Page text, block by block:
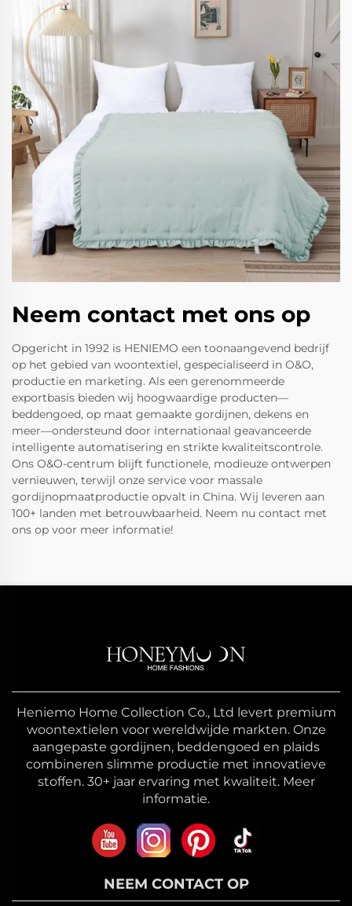
Neem contact met ons op
Opgericht in 1992 is HENIEMO een toonaangevend bedrijf
op het gebied van woontextiel, gespecialiseerd in O&O,
productie en marketing. Als een gerenommeerde
exportbasis bieden wij hoogwaardige producten—
beddengoed, op maat gemaakte gordijnen, dekens en
meer—ondersteund door internationaal geavanceerde
intelligente automatisering en strikte kwaliteitscontrole.
Ons O&O-centrum blijft functionele, modieuze ontwerpen
vernieuwen, terwijl onze service voor massale
gordijnopmaatproductie opvalt in China. Wij leveren aan
100+ landen met betrouwbaarheid. Neem nu contact met
ons op voor meer informatie!
Heniemo Home Collection Co., Ltd levert premium
woontextielen voor wereldwijde markten. Onze
aangepaste gordijnen, beddengoed en plaids
combineren slimme productie met innovatieve
stoffen. 30+ jaar ervaring met kwaliteit. Meer
informatie.
NEEM CONTACT OP